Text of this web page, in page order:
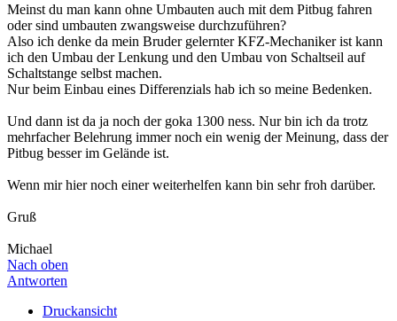
Meinst du man kann ohne Umbauten auch mit dem Pitbug fahren
oder sind umbauten zwangsweise durchzuführen?
Also ich denke da mein Bruder gelernter KFZ-Mechaniker ist kann
ich den Umbau der Lenkung und den Umbau von Schaltseil auf
Schaltstange selbst machen.
Nur beim Einbau eines Differenzials hab ich so meine Bedenken.
Und dann ist da ja noch der goka 1300 ness. Nur bin ich da trotz
mehrfacher Belehrung immer noch ein wenig der Meinung, dass der
Pitbug besser im Gelände ist.
Wenn mir hier noch einer weiterhelfen kann bin sehr froh darüber.
Gruß
Michael
Nach oben
Antworten
Druckansicht